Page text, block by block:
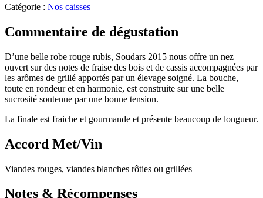
Catégorie : Nos caisses
Commentaire de dégustation
D’une belle robe rouge rubis, Soudars 2015 nous offre un nez
ouvert sur des notes de fraise des bois et de cassis accompagnées par
les arômes de grillé apportés par un élevage soigné. La bouche,
toute en rondeur et en harmonie, est construite sur une belle
sucrosité soutenue par une bonne tension.
La finale est fraiche et gourmande et présente beaucoup de longueur.
Accord Met/Vin
Viandes rouges, viandes blanches rôties ou grillées
Notes & Récompenses